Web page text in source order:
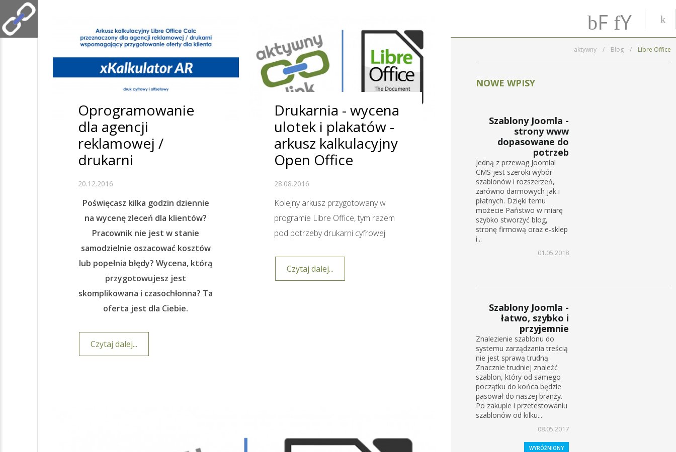
Oprogramowanie
dla agencji
reklamowej /
drukarni
20.12.2016
Poświęcasz kilka godzin dziennie
na wycenę zleceń dla klientów?
Pracownik nie jest w stanie
samodzielnie oszacować kosztów
lub popełnia błędy? Wycena, którą
przygotowujesz jest
skomplikowana i czasochłonna? Ta
oferta jest dla Ciebie.
Czytaj dalej...
Drukarnia - wycena
ulotek i plakatów -
arkusz kalkulacyjny
Open Office
28.08.2016
Kolejny arkusz przygotowany w
programie Libre Office, tym razem
pod potrzeby drukarni cyfrowej.
Czytaj dalej...
F
ac
e
Y
o
u
aktywny / Blog / Libre Office
NOWE WPISY
Szablony Joomla -
strony www
dopasowane do
potrzeb
Jedną z przewag Joomla!
CMS jest szeroki wybór
szablonów i rozszerzeń,
zarówno darmowych jak i
płatnych. Dzięki temu
możecie Państwo w miarę
szybko stworzyć blog,
stronę firmową oraz e-sklep
i...
01.05.2018
Szablony Joomla -
łatwo, szybko i
przyjemnie
Znalezienie szablonu do
systemu zarządzania treścią
nie jest sprawą trudną.
Znacznie trudniej znaleźć
szablon, który od samego
początku do końca będzie
pasował do naszej branży.
Po zakupie i przetestowaniu
szablonów od kilku...
08.05.2017
WYRÓŻNIONY